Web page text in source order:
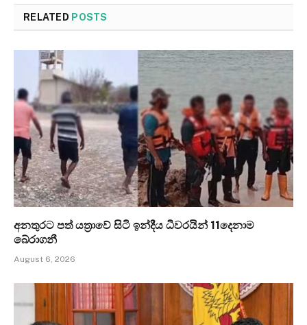
RELATED POSTS
අනතුරට පත් යත්‍රාවේ සිටි ඉන්දීය ධීවරයින් 11දෙනාම
බේරාගනී
August 6, 2026